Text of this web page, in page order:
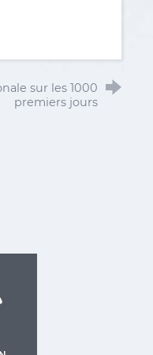
sur les 1000
premiers jours